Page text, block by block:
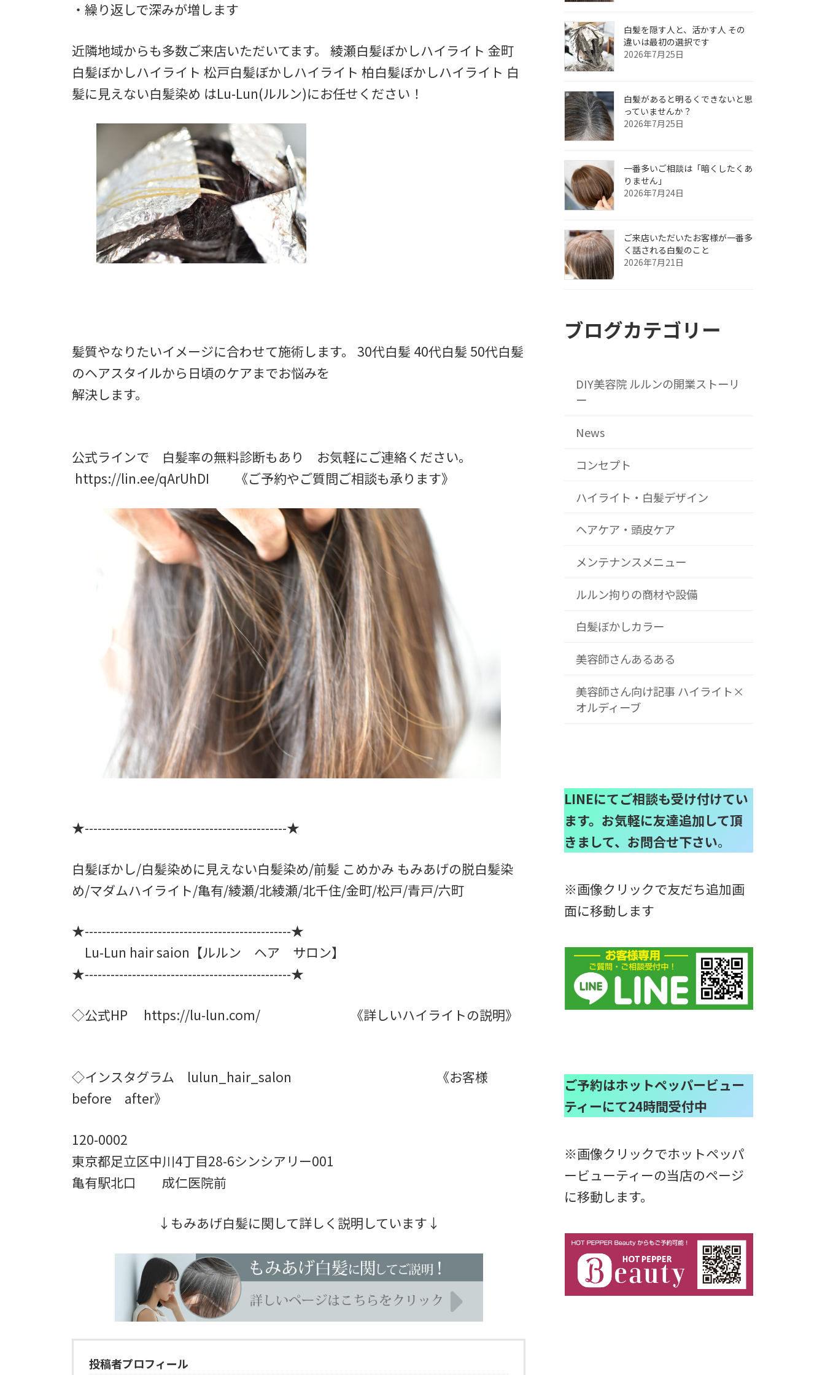
・繰り返しで深みが増します
近隣地域からも多数ご来店いただいてます。 綾瀬白髪ぼかしハイライト 金町
白髪ぼかしハイライト 松戸白髪ぼかしハイライト 柏白髪ぼかしハイライト 白
髪に見えない白髪染め はLu-Lun(ルルン)にお任せください！
髪質やなりたいイメージに合わせて施術します。 30代白髪 40代白髪 50代白髪
のヘアスタイルから日頃のケアまでお悩みを
解決します。
公式ラインで 白髪率の無料診断もあり お気軽にご連絡ください。
https://lin.ee/qArUhDI 《ご予約やご質問ご相談も承ります》
★-----------------------------------------------★
白髪ぼかし/白髪染めに見えない白髪染め/前髪 こめかみ もみあげの脱白髪染
め/マダムハイライト/亀有/綾瀬/北綾瀬/北千住/金町/松戸/青戸/六町
★------------------------------------------------★
Lu-Lun hair saion【ルルン ヘア サロン】
★------------------------------------------------★
◇公式HP https://lu-lun.com/ 《詳しいハイライトの説明》
◇インスタグラム lulun_hair_salon 《お客様
before after》
120-0002
東京都足立区中川4丁目28-6シンシアリー001
亀有駅北口 成仁医院前
↓もみあげ白髪に関して詳しく説明しています↓
投稿者プロフィール
白髪を隠す人と、活かす人 その
違いは最初の選択です
2026年7月25日
白髪があると明るくできないと思
っていませんか？
2026年7月25日
一番多いご相談は「暗くしたくあ
りません」
2026年7月24日
ご来店いただいたお客様が一番多
く話される白髪のこと
2026年7月21日
ブログカテゴリー
DIY美容院 ルルンの開業ストーリ
ー
News
コンセプト
ハイライト・白髪デザイン
ヘアケア・頭皮ケア
メンテナンスメニュー
ルルン拘りの商材や設備
白髪ぼかしカラー
美容師さんあるある
美容師さん向け記事 ハイライト×
オルディーブ
LINEにてご相談も受け付けてい
ます。お気軽に友達追加して頂
きまして、お問合せ下さい。
※画像クリックで友だち追加画
面に移動します
ご予約はホットペッパービュー
ティーにて24時間受付中
※画像クリックでホットペッパ
ービューティーの当店のページ
に移動します。